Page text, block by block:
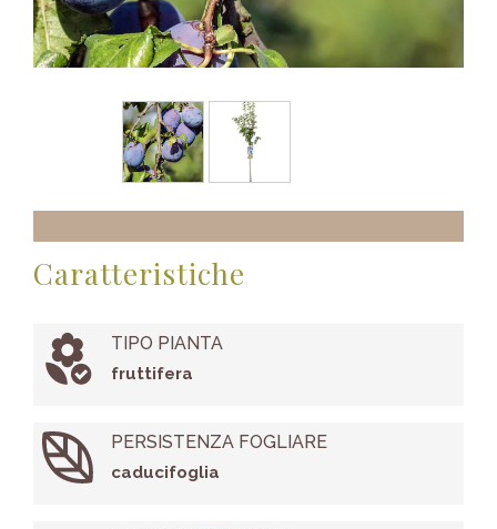
Caratteristiche
TIPO PIANTA
fruttifera
PERSISTENZA FOGLIARE
caducifoglia